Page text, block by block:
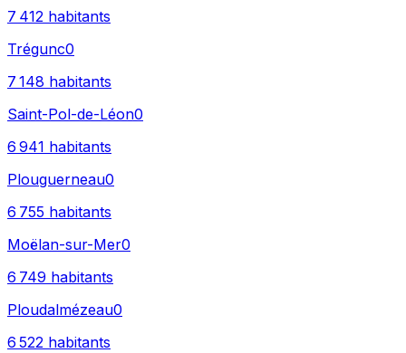
7 412 habitants
Trégunc0
7 148 habitants
Saint-Pol-de-Léon0
6 941 habitants
Plouguerneau0
6 755 habitants
Moëlan-sur-Mer0
6 749 habitants
Ploudalmézeau0
6 522 habitants